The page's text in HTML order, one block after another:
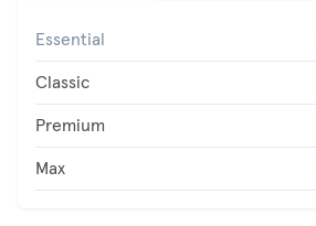
Essential
Classic
Premium
Max